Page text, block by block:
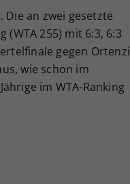
an zwei gesetzte
(WTA 255) mit 6:3, 6:3
gegen Ortenzi
wie schon im
im WTA-Ranking